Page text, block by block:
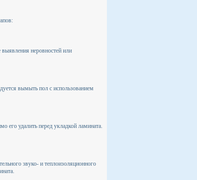
выявления неровностей или
вымыть пол с использованием
его удалить перед укладкой ламината.
звуко- и теплоизоляционного